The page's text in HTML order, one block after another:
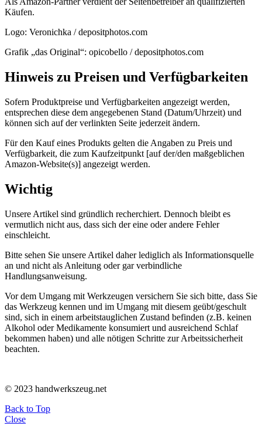
Käufen.
Logo: Veronichka / depositphotos.com
Grafik „das Original“: opicobello / depositphotos.com
Hinweis zu Preisen und Verfügbarkeiten
Sofern Produktpreise und Verfügbarkeiten angezeigt werden,
entsprechen diese dem angegebenen Stand (Datum/Uhrzeit) und
können sich auf der verlinkten Seite jederzeit ändern.
Für den Kauf eines Produkts gelten die Angaben zu Preis und
Verfügbarkeit, die zum Kaufzeitpunkt [auf der/den maßgeblichen
Amazon-Website(s)] angezeigt werden.
Wichtig
Unsere Artikel sind gründlich recherchiert. Dennoch bleibt es
vermutlich nicht aus, dass sich der eine oder andere Fehler
einschleicht.
Bitte sehen Sie unsere Artikel daher lediglich als Informationsquelle
an und nicht als Anleitung oder gar verbindliche
Handlungsanweisung.
Vor dem Umgang mit Werkzeugen versichern Sie sich bitte, dass Sie
das Werkzeug kennen und im Umgang mit diesem geübt/geschult
sind, sich in einem arbeitstauglichen Zustand befinden (z.B. keinen
Alkohol oder Medikamente konsumiert und ausreichend Schlaf
bekommen haben) und alle nötigen Schritte zur Arbeitssicherheit
beachten.
© 2023 handwerkszeug.net
Back to Top
Close